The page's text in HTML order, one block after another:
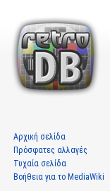
Αρχική σελίδα
Πρόσφατες αλλαγές
Τυχαία σελίδα
Βοήθεια για το MediaWiki